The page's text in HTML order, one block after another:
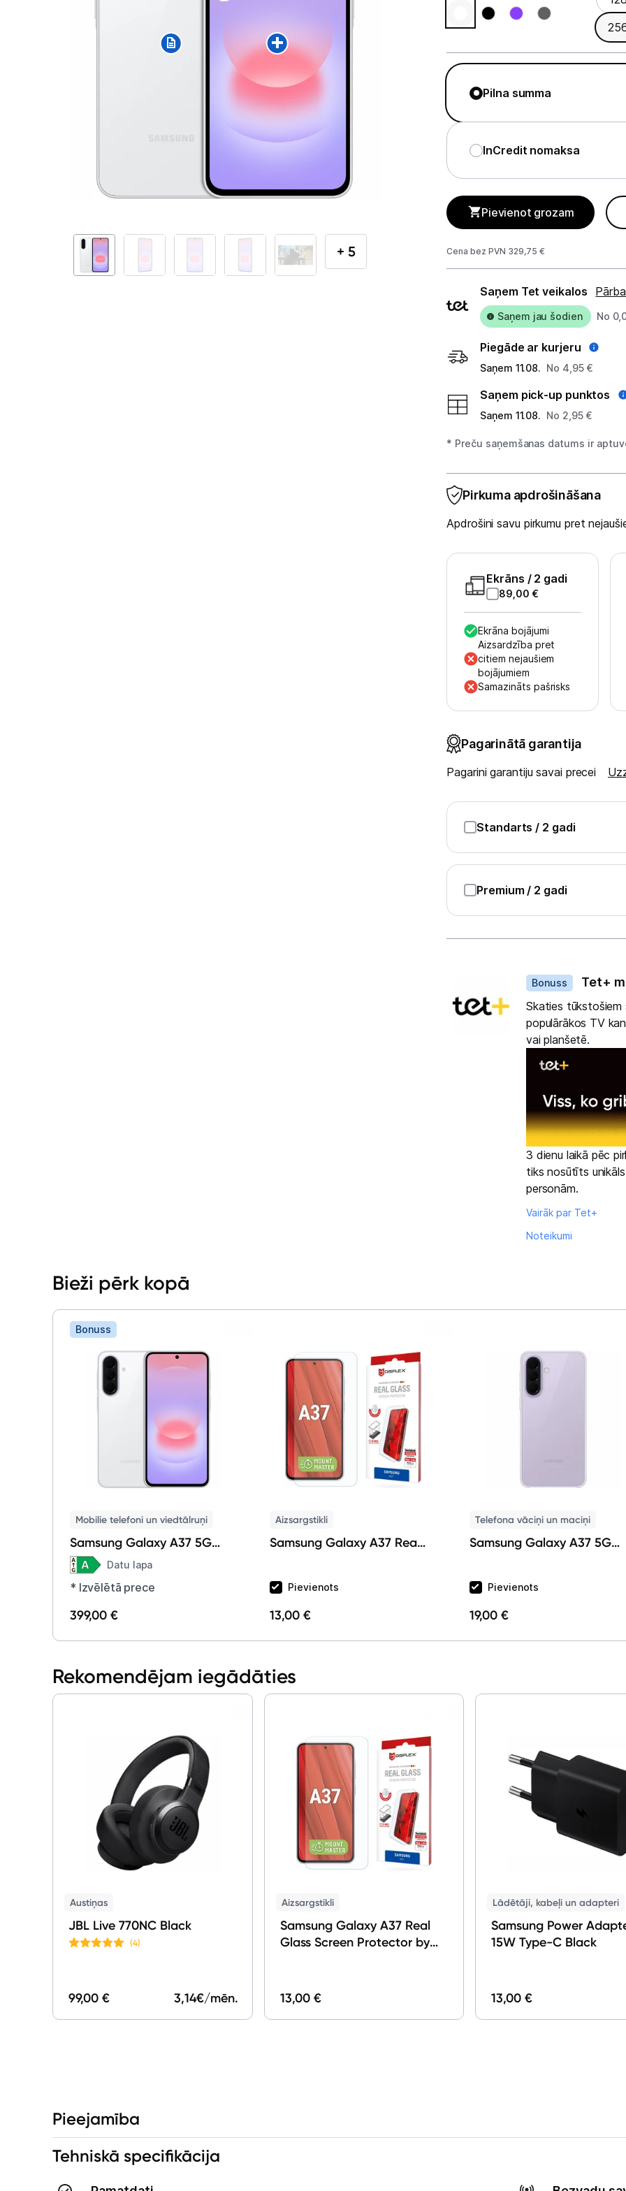
Telefoni, planšetdatori
Mobilie telefoni un viedtālruņi
Telefona vāciņi un maciņi
Auto telefona turētāji
Lādētāji, kabeļi un adapteri
Planšetdatori un aksesuāri
Stacionārie un bezvadu telefoni
Sadzīves tehnika
Skaistumkopšana
Sports un atpūta
+ 5
Pilna summa
InCredit nomaksa
Pievienot grozam
Cena bez PVN 329,75 €
Piegādes
veidi
Saņem Tet veikalos
Saņem jau šodien No
Piegāde ar kurjeru
Saņem 11.08. No 4,95 €
Saņem pick-up punktos
Saņem 11.08. No 2,95 €
* Preču saņemšanas datums ir
Pirkuma apdrošināšana
Apdrošini savu pirkumu pret
Ekrāns / 2 gadi
89,00 €
Ekrāna bojājumi
Aizsardzība pret
citiem nejaušiem
bojājumiem
Samazināts pašrisks
Pagarinātā garantija
Pagarini garantiju savai precei
Standarts / 2 gadi
Premium / 2 gadi
Bonuss Tet+
Skaties tūkstošiem
populārākos TV
vai planšetē.
3 dienu laikā pēc
tiks nosūtīts
personām.
Vairāk par Tet+
Noteikumi
Bieži pērk kopā
Bonuss
Mobilie telefoni un viedtālruņi
Samsung Galaxy A37 5G
6+256GB Awesome White
Datu lapa
* Izvēlētā prece
399,00 €
Aizsargstikli
Samsung Galaxy A37 Real
Pievienots
13,00 €
Telefona vāciņi un maciņi
Samsung Galaxy A37 5G
Pievienots
19,00 €
Rekomendējam iegādāties
Austiņas
JBL Live 770NC Black
(4)
99,00 € 3,14€/mēn.
Aizsargstikli
Samsung Galaxy A37 Real
Glass Screen Protector by
13,00 €
Lādētāji, kabeļi un adapteri
Samsung Power
15W Type-C Black
13,00 €
Pieejamība
Tehniskā specifikācija